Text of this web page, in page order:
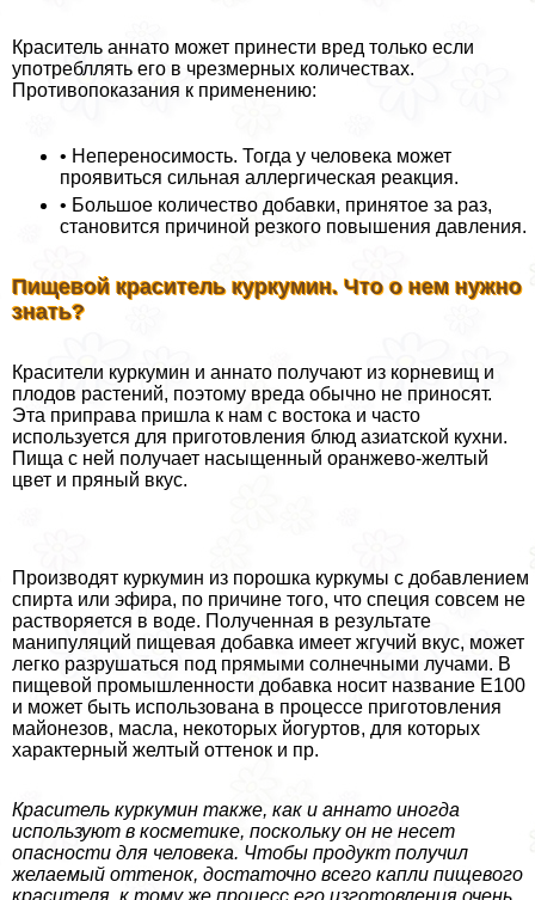
Краситель аннато может принести вред только если
употрeбллять его в чрезмерных количествах.
Противопоказания к применению:
• Непереносимость. Тогда у человека может
проявиться сильная аллергическая реакция.
• Большое количество добавки, принятое за раз,
становится причиной резкого повышения давления.
Пищевой краситель куркумин. Что о нем нужно
знать?
Красители куркумин и аннато получают из корневищ и
плодов растений, поэтому вреда обычно не приносят.
Эта приправа пришла к нам с востока и часто
используется для приготовления блюд азиатской кухни.
Пища с ней получает насыщенный оранжево-желтый
цвет и пряный вкус.
Производят куркумин из порошка куркумы с добавлением
спирта или эфира, по причине того, что специя совсем не
растворяется в воде. Полученная в результате
манипуляций пищевая добавка имеет жгучий вкус, может
легко разрушаться под прямыми солнечными лучами. В
пищевой промышленности добавка носит название Е100
и может быть использована в процессе приготовления
майонезов, масла, некоторых йогуртов, для которых
хаpaктерный желтый оттенок и пр.
Краситель куркумин также, как и аннато иногда
используют в косметике, поскольку он не несет
опасности для человека. Чтобы продукт получил
желаемый оттенок, достаточно всего капли пищевого